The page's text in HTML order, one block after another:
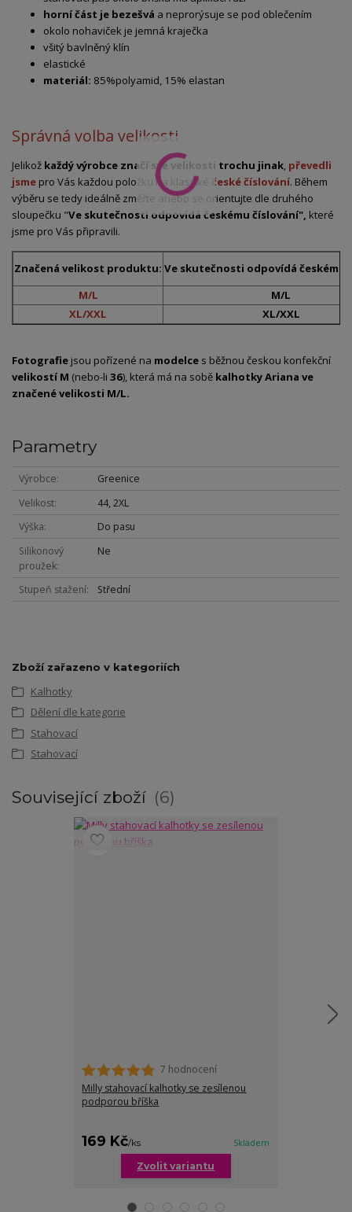
horní část je bezešvá a neprorýsuje se pod oblečením
okolo nohaviček je jemná kraječka
všitý bavlněný klín
elastické
materiál: 85%polyamid, 15% elastan
Správná volba velikosti
Jelikož každý výrobce značí své velikosti trochu jinak, převedli
jsme pro Vás každou položku na klasické české číslování. Během
výběru se tedy ideálně změřte anebo se orientujte dle druhého
sloupečku "Ve skutečnosti odpovídá českému číslování", které
jsme pro Vás připravili.
Značená velikost produktu: Ve skutečnosti odpovídá českému
M/L
M/L
XL/XXL
XL/XXL
Fotografie jsou pořízené na modelce s běžnou českou konfekční
velikostí M (nebo-li 36), která má na sobě kalhotky Ariana ve
značené velikosti M/L.
Parametry
Výrobce
Greenice
Velikost
44, 2XL
Výška
Do pasu
Silikonový
proužek
Ne
Stupeň stažení Střední
Zboží zařazeno v kategoriích
Kalhotky
Dělení dle kategorie
Stahovací
Stahovací
Související zboží 6
7 hodnocení
Milly stahovací kalhotky se zesílenou
podporou bříška
169 Kč/ks Skladem
Zvolit variantu